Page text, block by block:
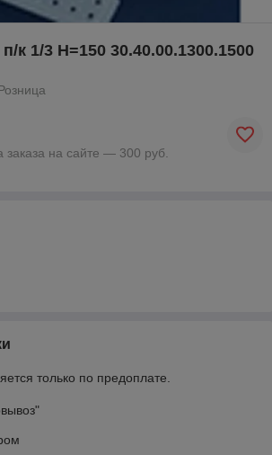
к 1/3 Н=150 30.40.00.1300.1500
на сайте — 300 руб.
только по предоплате.